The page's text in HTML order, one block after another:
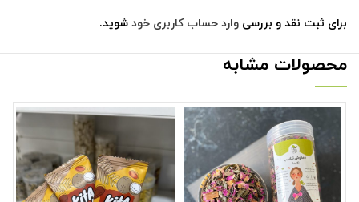
برای ثبت نقد و بررسی وارد حساب کاربری خود شوید.
محصولات مشابه